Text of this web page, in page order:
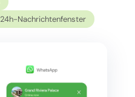
24h-Nachrichtenfenster